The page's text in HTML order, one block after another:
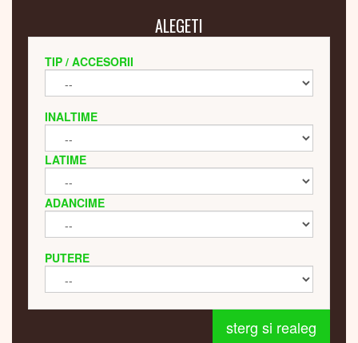
ALEGETI
TIP / ACCESORII
INALTIME
LATIME
ADANCIME
PUTERE
sterg si realeg